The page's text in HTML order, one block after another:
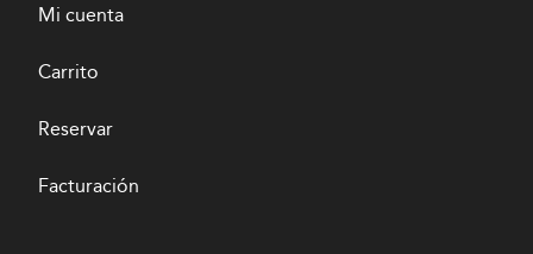
Mi cuenta
Carrito
Reservar
Facturación